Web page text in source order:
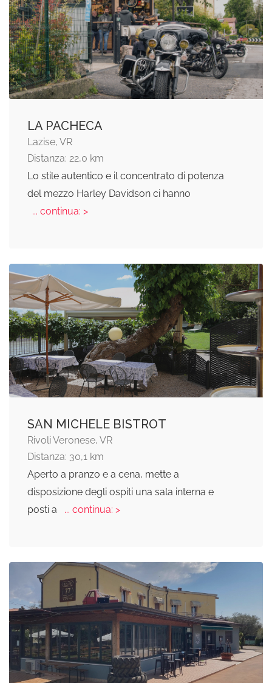
LA PACHECA
Lazise, VR
Distanza: 22,0 km
Lo stile autentico e il concentrato di potenza
del mezzo Harley Davidson ci hanno
... continua: >
SAN MICHELE BISTROT
Rivoli Veronese, VR
Distanza: 30,1 km
Aperto a pranzo e a cena, mette a
disposizione degli ospiti una sala interna e
posti a
... continua: >